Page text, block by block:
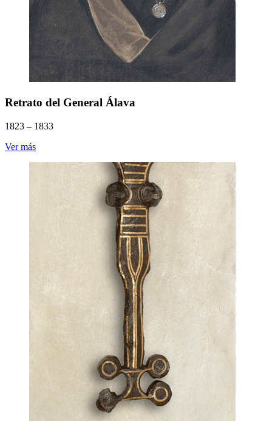
Retrato del General Álava
1823 – 1833
Ver más